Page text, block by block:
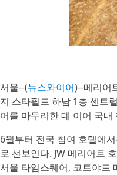
서울--(뉴스와이어)--메리어
지 스타필드 하남 1층 센트
어를 마무리한 데 이어 국
6월부터 전국 참여 호텔에
로 선보인다. JW 메리어트
서울 타임스퀘어, 코트야드